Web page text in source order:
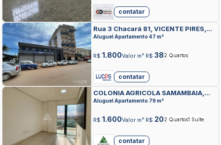
contatar
Rua 3 Chacará 81, VICENTE PIRES,
VICENTE PIRES
Aluguel Apartamento 47 m²
R$ 1.800Valor m² R$ 382 Quartos
contatar
COLONIA AGRICOLA SAMAMBAIA,
COLONIA AGRICOLA SAMAMBAIA,
Aluguel Apartamento 79 m²
R$ 1.600Valor m² R$ 202 Quartos1 Suíte
contatar